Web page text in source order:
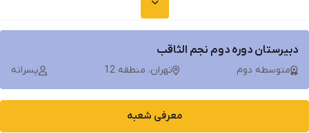
دبیرستان دوره دوم نجم الثاقب
متوسطه دوم تهران، منطقه 12 پسرانه
معرفی شعبه